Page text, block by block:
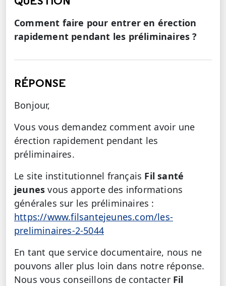
Comment faire pour entrer en érection
rapidement pendant les préliminaires ?
RÉPONSE
Bonjour,
Vous vous demandez comment avoir une
érection rapidement pendant les
préliminaires.
Le site institutionnel français Fil santé
jeunes vous apporte des informations
générales sur les préliminaires :
https://www.filsantejeunes.com/les-
preliminaires-2-5044
En tant que service documentaire, nous ne
pouvons aller plus loin dans notre réponse.
Nous vous conseillons de contacter Fil